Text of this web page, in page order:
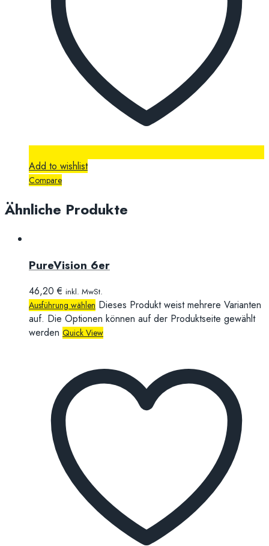
Add to wishlist
Compare
Ähnliche Produkte
PureVision 6er
46,20€ inkl. MwSt.
Ausführung wählen Dieses Produkt weist mehrere Varianten
auf. Die Optionen können auf der Produktseite gewählt
werden Quick View